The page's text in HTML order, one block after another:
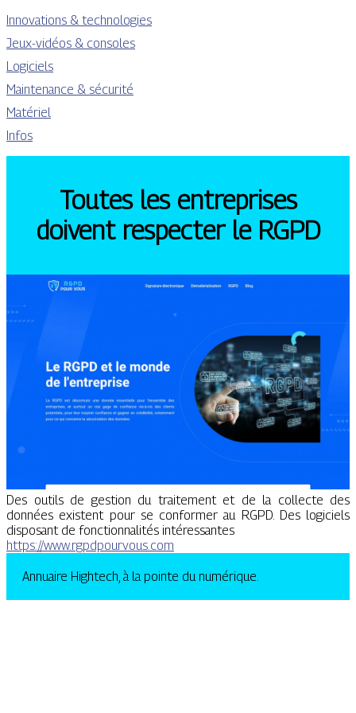
Innovations & technologies
Jeux-vidéos & consoles
Logiciels
Maintenance & sécurité
Matériel
Infos
Toutes les entreprises
doivent respecter le RGPD
Des outils de gestion du traitement et de la collecte des
données existent pour se conformer au RGPD. Des logiciels
disposant de fonctionnalités intéressantes
https://www.rgpdpourvous.com
Annuaire Hightech, à la pointe du numérique.